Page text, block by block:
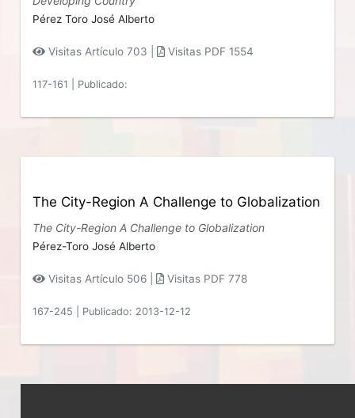
Pérez Toro José Alberto
Visitas Artículo 703 | Visitas PDF 1554
117-161 Publicado:
The City-Region A Challenge to Globalization
The City-Region A Challenge to Globalization
Pérez-Toro José Alberto
Visitas Artículo 506 | Visitas PDF 778
167-245 Publicado: 2013-12-12